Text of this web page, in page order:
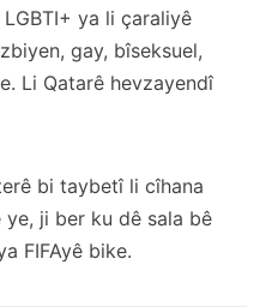
ya li çaraliyê
gay, bîseksuel,
Li Qatarê hevzayendî
bi taybetî li cîhana
ji ber ku dê sala bê
FIFAyê bike.